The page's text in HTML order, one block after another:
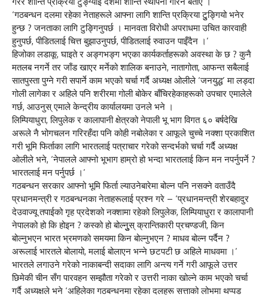
‘गठबन्धन दलमा रहेका नेताहरूले आफ्ना लागि शान्ति प्रक्रिया टुुङ्गियो भनेर
हुन्छ ? जनताका लागि टुङ्गिनुपर्छ । मानवता विरोधी अपराधमा उचित कारवाही
हुनुपर्छ, पीडितलाई चित्त बुझाउनुपर्छ, पीडितलाई रुवाउन पाइँदैन ।’
हिजोका लडाकू, घाइते र अङ्गभङ्ग भएका कार्यकर्ताहरूको अवस्था के छ ? कुनै
मतलब नगर्ने तर जाँड खाएर मर्नेको शालिक बनाउने, नातागोता, आफन्त सबैलाई
सातपुस्ता पुग्ने गरी सपार्ने काम भएको चर्चा गर्दै अध्यक्ष ओलीले ‘जनयुद्ध’ मा लड्दा
गोली लागेका र अहिले पनि शरीरमा गोली बोकेर बाँचिरहेकाहरूको उपचार एमालेले
गर्छ, आउनुस् एमाले केन्द्रीय कार्यालयमा उनले भने ।
लिम्पियाधुरा, लिपुलेक र कालापानी क्षेत्रको नेपाली भू भाग विगत ६० बर्षदेखि
अरूले नै भोगचलन गरिरहँदा पनि कोही नबोलेका र आफूले चुच्चे नक्शा प्रकाशित
गरी भूमि फिर्ताका लागि भारतलाई पत्राचार गरेको सन्दर्भको चर्चा गर्दै अध्यक्ष
ओलीले भने, ‘नेपालले आफ्नो भूभाग हाम्रो हो भन्दा भारतलाई किन मन नपर्नुपर्ने ?
भारतलाई मन पर्नुपर्छ ।’
गठबन्धन सरकार आफ्नो भूमि फिर्ता ल्याउनेबारेमा बोल्न पनि नसक्ने वताउँदै
प्रधानमन्त्री र गठबन्धनका नेताहरूलाई प्रश्न गरे – ‘प्रधानमन्त्री शेरबहादुर
देउवाज्यू तपाईको गृह प्रदेशको नक्शामा रहेको लिपुलेक, लिम्पियाधुरा र कालापानी
नेपालको हो कि होइन ? कस्को हो बोल्नुुुस् क्रान्तिकारी प्रचण्डजी, किन
बोल्नुभएन भारत भ्रमणको समयमा किन बोल्नुभएन ? माधव बोल्न पर्दैन ?
अरूलाई भारतले बोलायो, मलाई बोलाएन भन्ने छटपटी छ अहिले माधवमा ।’
भारतले लगाउने गरेको नाकाबन्दी सदाका लागि अन्त्य गर्ने गरी आफूले उत्तर
छिमेकी चीन सँग पारवहन सम्झौता गरेको र उत्तरी नाका खोल्ने काम भएको चर्चा
गर्दै अध्यक्षले भने ‘अहिलेका गठबन्धनमा रहेका दलहरू सत्ताको लोभमा थप्पड